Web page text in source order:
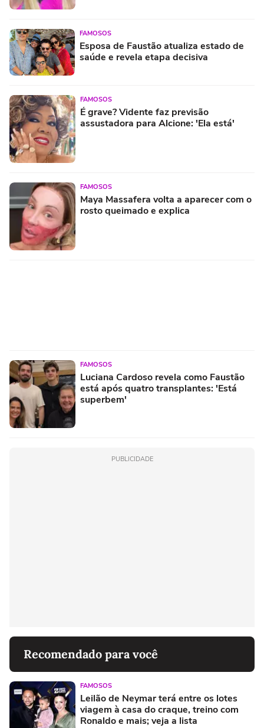
FAMOSOS
Esposa de Faustão atualiza estado de
saúde e revela etapa decisiva
FAMOSOS
É grave? Vidente faz previsão
assustadora para Alcione: 'Ela está'
FAMOSOS
Maya Massafera volta a aparecer com o
rosto queimado e explica
FAMOSOS
Luciana Cardoso revela como Faustão
está após quatro transplantes: 'Está
superbem'
PUBLICIDADE
Recomendado para você
FAMOSOS
Leilão de Neymar terá entre os lotes
viagem à casa do craque, treino com
Ronaldo e mais; veja a lista